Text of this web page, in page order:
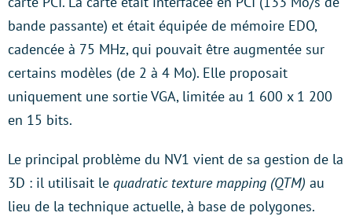
bande passante) et était équipée de mémoire EDO,
cadencée à 75 MHz, qui pouvait être augmentée sur
certains modèles (de 2 à 4 Mo). Elle proposait
uniquement une sortie VGA, limitée au 1 600 x 1 200
en 15 bits.
Le principal problème du NV1 vient de sa gestion de la
3D : il utilisait le quadratic texture mapping (QTM) au
lieu de la technique actuelle, à base de polygones.